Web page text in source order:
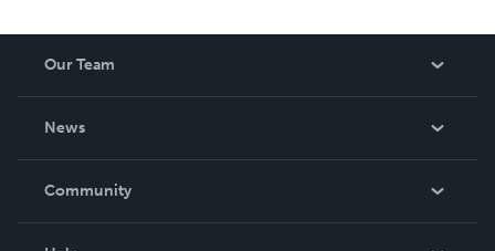
Our Team
News
In The News
Community